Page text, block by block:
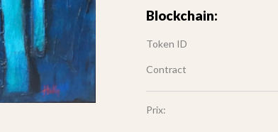
Blockchain:
Token ID
Contract
Prix: